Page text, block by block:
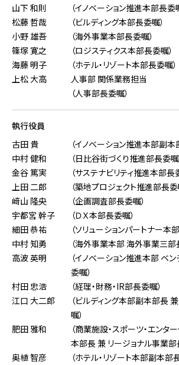
山下 和則
（イノベーション推進本部長委
松藤 哲哉
（ビルディング本部長委嘱）
小野 雄吾
（海外事業本部長委嘱）
篠塚 寛之
（ロジスティクス本部長委嘱）
海藤 明子
（ホテル・リゾート本部長委嘱）
上松 大高
人事部 関係業務担当
（人事部長委嘱）
執行役員
古田 貴
（イノベーション推進本部副本
中村 健和
（日比谷街づくり推進部長委嘱
金谷 篤実
（サステナビリティ推進本部長
上田 二郎
（築地プロジェクト推進部長委
﨑山 隆央
（企画調査部長委嘱）
宇都宮 幹子
（ＤＸ本部長委嘱）
細田 恭祐
（ソリューションパートナー本
中村 知勇
（海外事業本部 海外事業三部
高波 英明
（イノベーション推進本部 ベ
委嘱）
村田 忠浩
（経理・財務・IR部長委嘱）
江口 大二郎
（ビルディング本部副本部長
嘱）
肥田 雅和
（商業施設・スポーツ・エンタ
本部長 兼 リージョナル事業部
奥植 智彦
（ホテル・リゾート本部副本部